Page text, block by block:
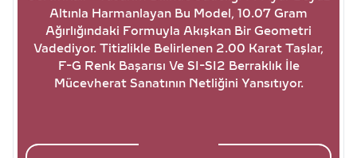
Altınla Harmanlayan Bu Model, 10.07 Gram
Ağırlığındaki Formuyla Akışkan Bir Geometri
Vadediyor. Titizlikle Belirlenen 2.00 Karat Taşlar,
F-G Renk Başarısı Ve SI-SI2 Berraklık İle
Mücevherat Sanatının Netliğini Yansıtıyor.